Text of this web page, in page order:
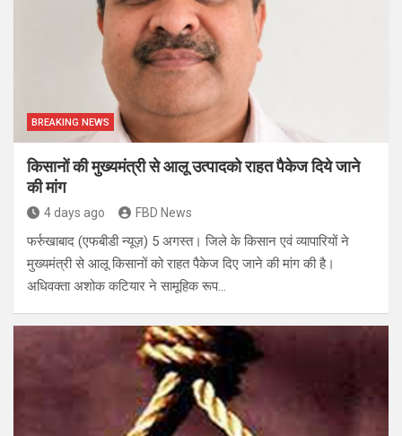
BREAKING NEWS
किसानों की मुख्यमंत्री से आलू उत्पादको राहत पैकेज दिये जाने
की मांग
4 days ago FBD News
फर्रुखाबाद (एफबीडी न्यूज़) 5 अगस्त। जिले के किसान एवं व्यापारियों ने
मुख्यमंत्री से आलू किसानों को राहत पैकेज दिए जाने की मांग की है।
अधिवक्ता अशोक कटियार ने सामूहिक रूप…